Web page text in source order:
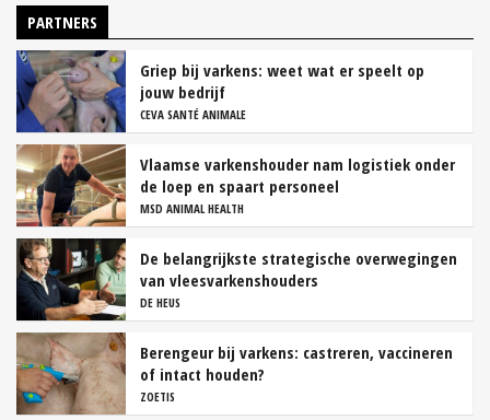
PARTNERS
Griep bij varkens: weet wat er speelt op
jouw bedrijf
CEVA SANTÉ ANIMALE
Vlaamse varkenshouder nam logistiek onder
de loep en spaart personeel
MSD ANIMAL HEALTH
De belangrijkste strategische overwegingen
van vleesvarkenshouders
DE HEUS
Berengeur bij varkens: castreren, vaccineren
of intact houden?
ZOETIS